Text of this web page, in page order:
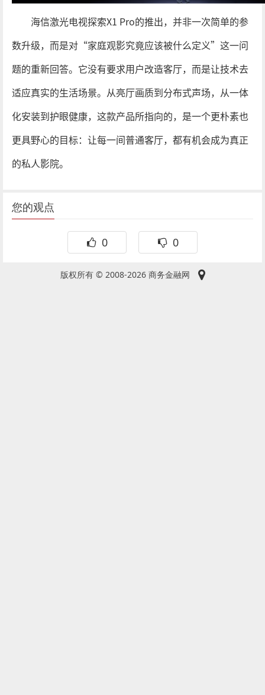
海信激光电视探索X1 Pro的推出，并非一次简单的参
数升级，而是对“家庭观影究竟应该被什么定义”这一问
题的重新回答。它没有要求用户改造客厅，而是让技术去
适应真实的生活场景。从亮厅画质到分布式声场，从一体
化安装到护眼健康，这款产品所指向的，是一个更朴素也
更具野心的目标：让每一间普通客厅，都有机会成为真正
的私人影院。
您的观点
0 0
版权所有 © 2008-2026 商务金融网